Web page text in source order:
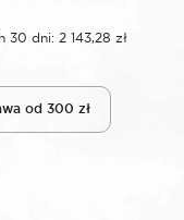
30 dni: 2 143,28 zł
od 300 zł